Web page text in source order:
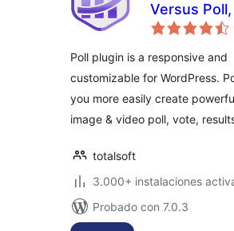
Versus
Poll, Video
Poll plugin is a responsive and
customizable for WordPress.
you more easily create
image & video poll, vote,
totalsoft
3.000+ instalaciones
Probado con 7.0.3